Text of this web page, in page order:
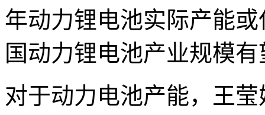
年动力锂电池实际产能
国动力锂电池产业规模
对于动力电池产能，王